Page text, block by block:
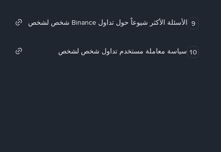
9 الأسئلة الأكثر شيوعاً حول تداول Binance شخص لشخص
10 سياسة معاملة مستخدم تداول شخص لشخص